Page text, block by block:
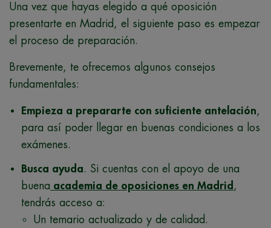
Una vez que hayas elegido a qué oposición
presentarte en Madrid, el siguiente paso es empezar
el proceso de preparación.
Brevemente, te ofrecemos algunos consejos
fundamentales:
Empieza a prepararte con suficiente antelación,
para así poder llegar en buenas condiciones a los
exámenes.
Busca ayuda. Si cuentas con el apoyo de una
buena academia de oposiciones en Madrid ,
tendrás acceso a:
Un temario actualizado y de calidad.